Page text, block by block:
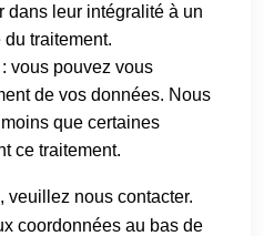
dans leur intégralité à un
traitement.
vous pouvez vous
de vos données. Nous
que certaines
ce traitement.
veuillez nous contacter.
coordonnées au bas de